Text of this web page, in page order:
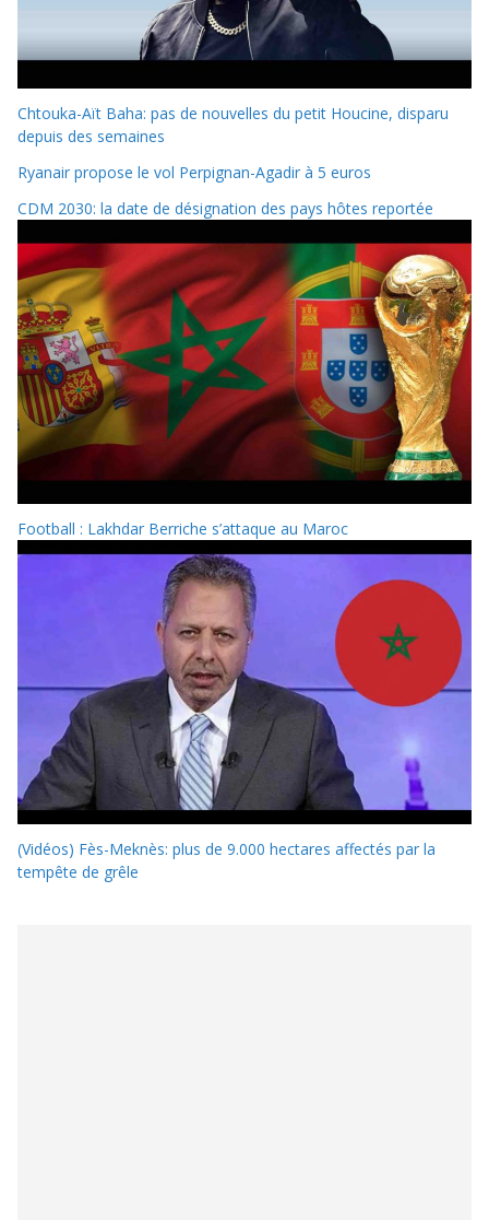
Chtouka-Aït Baha: pas de nouvelles du petit Houcine, disparu
depuis des semaines
Ryanair propose le vol Perpignan-Agadir à 5 euros
CDM 2030: la date de désignation des pays hôtes reportée
Football : Lakhdar Berriche s’attaque au Maroc
(Vidéos) Fès-Meknès: plus de 9.000 hectares affectés par la
tempête de grêle